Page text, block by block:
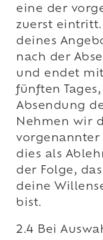
eine der
zuerst eintritt.
deines
nach der
und endet
fünften
Absendung
Nehmen wir
vorgenannter
dies als
der Folge,
deine
bist.
2.4 Bei